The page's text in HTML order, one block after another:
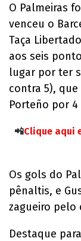
O Palmeiras
venceu o
Taça
aos seis
lugar por ter
contra 5),
Porteño por 4
📲Clique aqui
Os gols do
pênaltis, e
zagueiro pelo
Destaque